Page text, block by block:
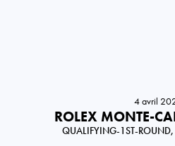
4 avril
ROLEX MONTE-
QUALIFYING-1ST-